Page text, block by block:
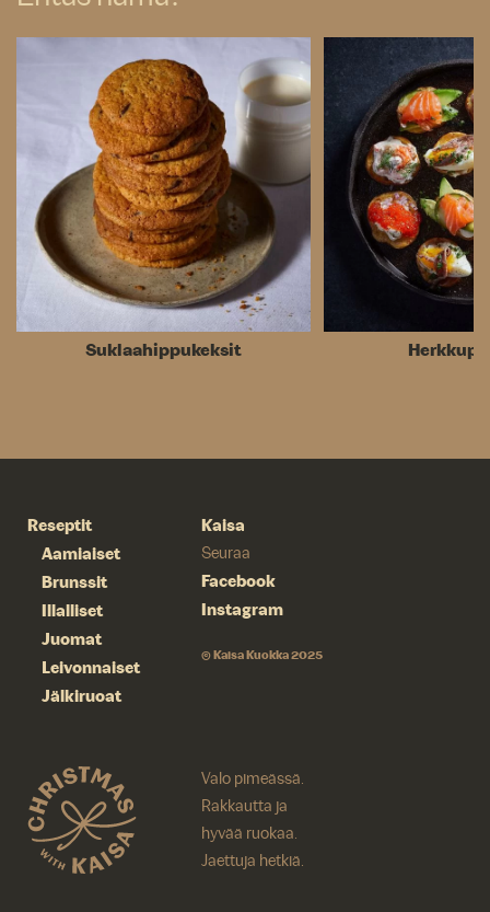
Suklaahippu­keksit
Reseptit
Aamiaiset
Brunssit
Illalliset
Juomat
Leivonnaiset
Jälkiruoat
Kaisa
Seuraa
Facebook
Instagram
© Kaisa Kuokka 2025
Valo pimeässä.
Rakkautta ja
hyvää ruokaa.
Jaettuja hetkiä.